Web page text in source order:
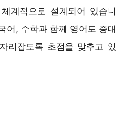
계적으로 설계되어 있습니
어, 수학과 함께 영어도 중대
리잡도록 초점을 맞추고 있